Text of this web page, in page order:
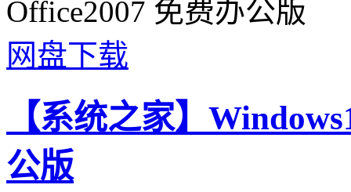
网盘下载
【系统之家】
公版